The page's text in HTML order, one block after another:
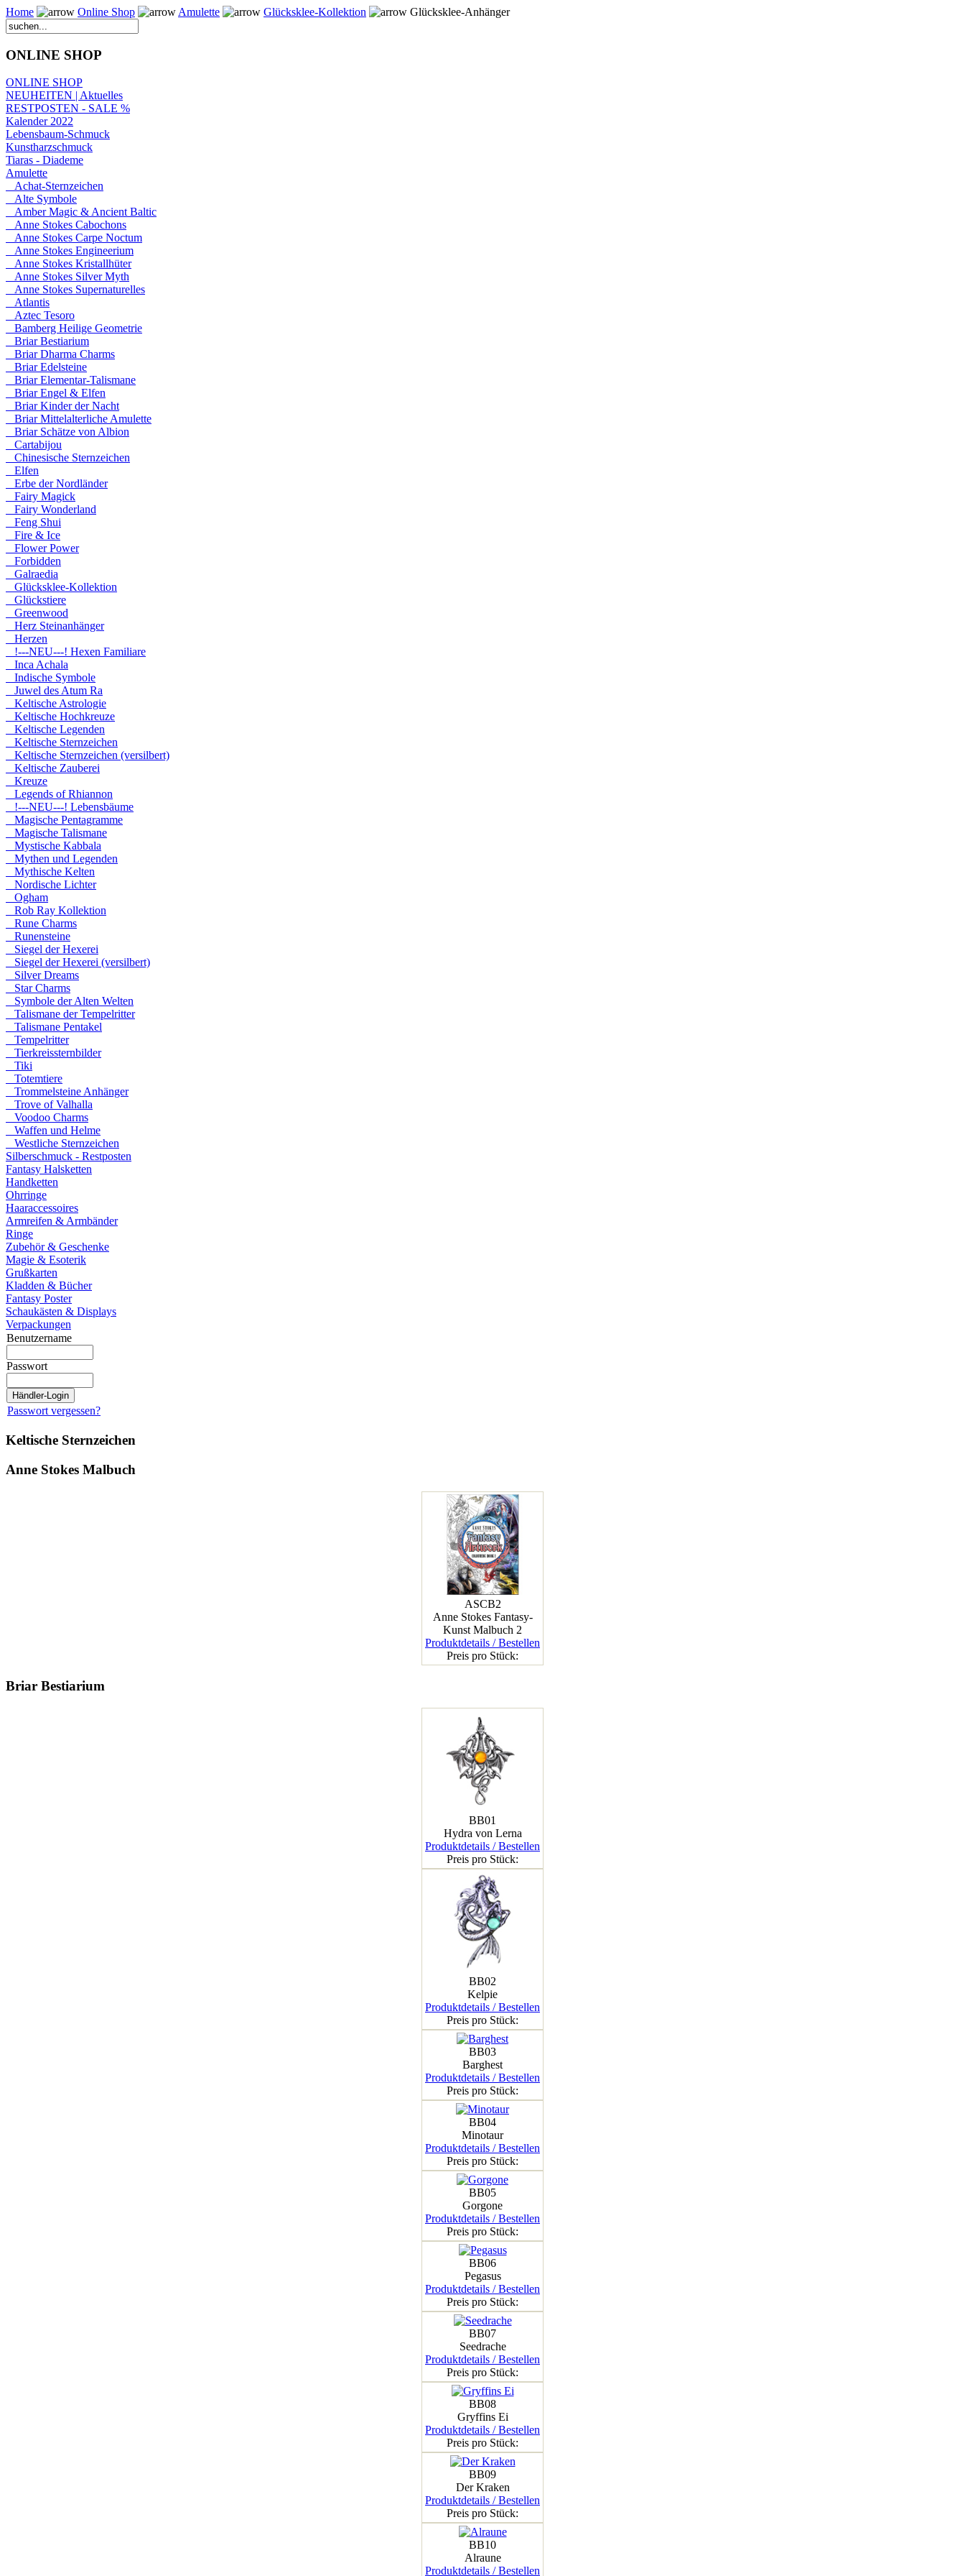
Home Online Shop Amulette Glücksklee-Kollektion Glücksklee-Anhänger
ONLINE SHOP
ONLINE SHOP
NEUHEITEN | Aktuelles
RESTPOSTEN - SALE %
Kalender 2022
Lebensbaum-Schmuck
Kunstharzschmuck
Tiaras - Diademe
Amulette
Achat-Sternzeichen
Alte Symbole
Amber Magic & Ancient Baltic
Anne Stokes Cabochons
Anne Stokes Carpe Noctum
Anne Stokes Engineerium
Anne Stokes Kristallhüter
Anne Stokes Silver Myth
Anne Stokes Supernaturelles
Atlantis
Aztec Tesoro
Bamberg Heilige Geometrie
Briar Bestiarium
Briar Dharma Charms
Briar Edelsteine
Briar Elementar-Talismane
Briar Engel & Elfen
Briar Kinder der Nacht
Briar Mittelalterliche Amulette
Briar Schätze von Albion
Cartabijou
Chinesische Sternzeichen
Elfen
Erbe der Nordländer
Fairy Magick
Fairy Wonderland
Feng Shui
Fire & Ice
Flower Power
Forbidden
Galraedia
Glücksklee-Kollektion
Glückstiere
Greenwood
Herz Steinanhänger
Herzen
!---NEU---! Hexen Familiare
Inca Achala
Indische Symbole
Juwel des Atum Ra
Keltische Astrologie
Keltische Hochkreuze
Keltische Legenden
Keltische Sternzeichen
Keltische Sternzeichen (versilbert)
Keltische Zauberei
Kreuze
Legends of Rhiannon
!---NEU---! Lebensbäume
Magische Pentagramme
Magische Talismane
Mystische Kabbala
Mythen und Legenden
Mythische Kelten
Nordische Lichter
Ogham
Rob Ray Kollektion
Rune Charms
Runensteine
Siegel der Hexerei
Siegel der Hexerei (versilbert)
Silver Dreams
Star Charms
Symbole der Alten Welten
Talismane der Tempelritter
Talismane Pentakel
Tempelritter
Tierkreissternbilder
Tiki
Totemtiere
Trommelsteine Anhänger
Trove of Valhalla
Voodoo Charms
Waffen und Helme
Westliche Sternzeichen
Silberschmuck - Restposten
Fantasy Halsketten
Handketten
Ohrringe
Haaraccessoires
Armreifen & Armbänder
Ringe
Zubehör & Geschenke
Magie & Esoterik
Grußkarten
Kladden & Bücher
Fantasy Poster
Schaukästen & Displays
Verpackungen
Benutzername
Passwort
Passwort vergessen?
Keltische Sternzeichen
Anne Stokes Malbuch
ASCB2
Anne Stokes Fantasy-
Kunst Malbuch 2
Produktdetails / Bestellen
Preis pro Stück:
Briar Bestiarium
BB01
Hydra von Lerna
Produktdetails / Bestellen
Preis pro Stück:
BB02
Kelpie
Produktdetails / Bestellen
Preis pro Stück:
BB03
Barghest
Produktdetails / Bestellen
Preis pro Stück:
BB04
Minotaur
Produktdetails / Bestellen
Preis pro Stück:
BB05
Gorgone
Produktdetails / Bestellen
Preis pro Stück:
BB06
Pegasus
Produktdetails / Bestellen
Preis pro Stück:
BB07
Seedrache
Produktdetails / Bestellen
Preis pro Stück:
BB08
Gryffins Ei
Produktdetails / Bestellen
Preis pro Stück:
BB09
Der Kraken
Produktdetails / Bestellen
Preis pro Stück:
BB10
Alraune
Produktdetails / Bestellen